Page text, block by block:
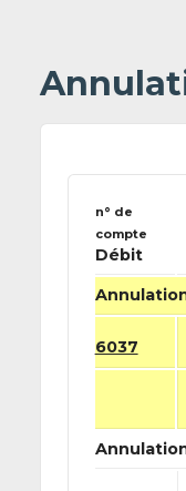
n° de
compte
Débit
6037